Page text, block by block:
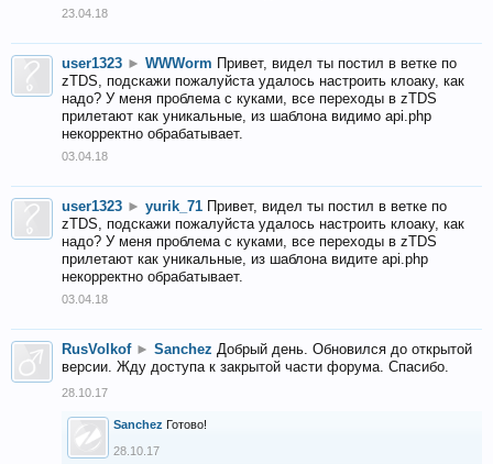
23.04.18
user1323 ► WWWorm Привет, видел ты постил в ветке по
zTDS, подскажи пожалуйста удалось настроить клоаку, как
надо? У меня проблема с куками, все переходы в zTDS
прилетают как уникальные, из шаблона видимо api.php
некорректно обрабатывает.
03.04.18
user1323 ► yurik_71 Привет, видел ты постил в ветке по
zTDS, подскажи пожалуйста удалось настроить клоаку, как
надо? У меня проблема с куками, все переходы в zTDS
прилетают как уникальные, из шаблона видите api.php
некорректно обрабатывает.
03.04.18
RusVolkof ► Sanchez Добрый день. Обновился до открытой
версии. Жду доступа к закрытой части форума. Спасибо.
28.10.17
Sanchez Готово!
28.10.17